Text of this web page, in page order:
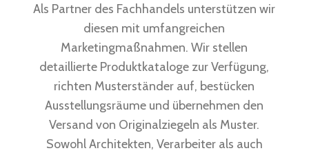
Als Partner des Fachhandels unterstützen wir
diesen mit umfangreichen
Marketingmaßnahmen. Wir stellen
detaillierte Produktkataloge zur Verfügung,
richten Musterständer auf, bestücken
Ausstellungsräume und übernehmen den
Versand von Originalziegeln als Muster.
Sowohl Architekten, Verarbeiter als auch